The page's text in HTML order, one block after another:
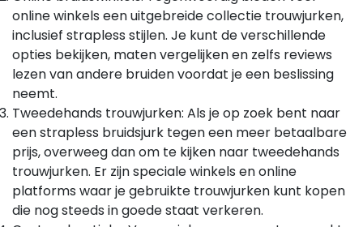
online winkels een uitgebreide collectie trouwjurken,
inclusief strapless stijlen. Je kunt de verschillende
opties bekijken, maten vergelijken en zelfs reviews
lezen van andere bruiden voordat je een beslissing
neemt.
Tweedehands trouwjurken: Als je op zoek bent naar
een strapless bruidsjurk tegen een meer betaalbare
prijs, overweeg dan om te kijken naar tweedehands
trouwjurken. Er zijn speciale winkels en online
platforms waar je gebruikte trouwjurken kunt kopen
die nog steeds in goede staat verkeren.